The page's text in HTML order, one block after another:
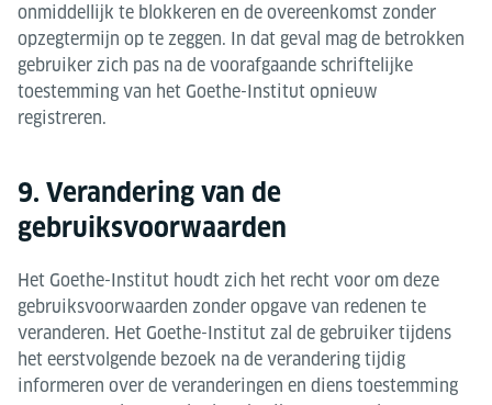
onmiddellijk te blokkeren en de overeenkomst zonder
opzegtermijn op te zeggen. In dat geval mag de betrokken
gebruiker zich pas na de voorafgaande schriftelijke
toestemming van het Goethe-Institut opnieuw
registreren.
9. Verandering van de
gebruiksvoorwaarden
Het Goethe-Institut houdt zich het recht voor om deze
gebruiksvoorwaarden zonder opgave van redenen te
veranderen. Het Goethe-Institut zal de gebruiker tijdens
het eerstvolgende bezoek na de verandering tijdig
informeren over de veranderingen en diens toestemming